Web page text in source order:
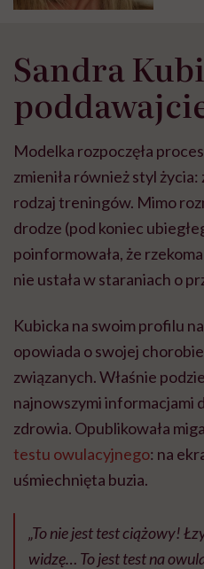
Sandra
Modelka rozpoczęła
zmieniła również styl
rodzaj treningów. Mimo
drodze (pod koniec
poinformowała, że
nie ustała w staraniach o
Kubicka na swoim profilu
opowiada o swojej
związanych. Właśnie
najnowszymi informacjami
zdrowia. Opublikowała
testu owulacyjnego: na
uśmiechnięta buzia.
„To nie jest test ciążowy!
widzę… To jest test na